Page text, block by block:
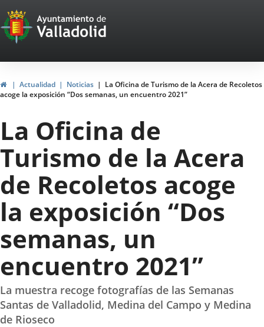
Portal
Web
del
Ayuntamiento
de
Valladolid
HomeActualidad Noticias
La Oficina de Turismo de la Acera de Recoletos
acoge la exposición “Dos semanas, un encuentro 2021”
La Oficina de
Turismo de la Acera
de Recoletos acoge
la exposición “Dos
semanas, un
encuentro 2021”
La muestra recoge fotografías de las Semanas
Santas de Valladolid, Medina del Campo y Medina
de Rioseco